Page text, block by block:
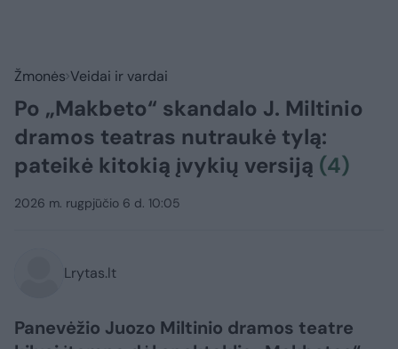
Žmonės Veidai ir vardai
Po „Makbeto“ skandalo J. Miltinio
dramos teatras nutraukė tylą:
pateikė kitokią įvykių versiją (4)
2026 m. rugpjūčio 6 d. 10:05
Lrytas.lt
Panevėžio Juozo Miltinio dramos teatre